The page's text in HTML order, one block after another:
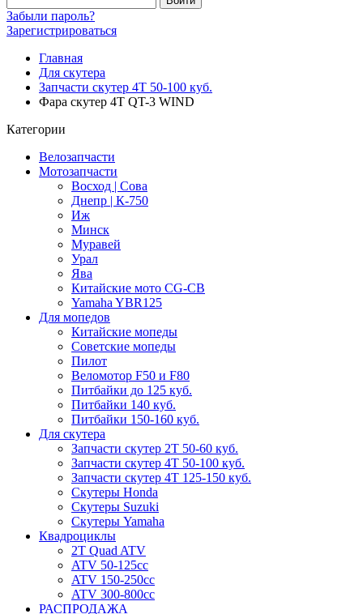
Забыли пароль?
Зарегистрироваться
Главная
Для скутера
Запчасти скутер 4Т 50-100 куб.
Фара скутер 4T QT-3 WIND
Категории
Велозапчасти
Мотозапчасти
Восход | Сова
Днепр | К-750
Иж
Минск
Муравей
Урал
Ява
Китайские мото CG-CB
Yamaha YBR125
Для мопедов
Китайские мопеды
Советские мопеды
Пилот
Веломотор F50 и F80
Питбайки до 125 куб.
Питбайки 140 куб.
Питбайки 150-160 куб.
Для скутера
Запчасти скутер 2Т 50-60 куб.
Запчасти скутер 4Т 50-100 куб.
Запчасти скутер 4Т 125-150 куб.
Скутеры Honda
Скутеры Suzuki
Скутеры Yamaha
Квадроциклы
2T Quad ATV
ATV 50-125cc
ATV 150-250cc
ATV 300-800cc
РАСПРОДАЖА